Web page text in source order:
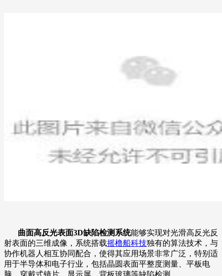
曲面高反光表面3D缺陷检测系统能够实现对光滑高反光反
射表面的三维成像，系统搭载摇橹船科技独有的算法技术，与
协作机器人相互协同配合，使得其应用场景非常广泛，特别适
用于半导体和电子行业，包括晶圆表面平整度测量、平板电
脑、穿戴式镜片、显示屏、背板玻璃等缺陷检测。